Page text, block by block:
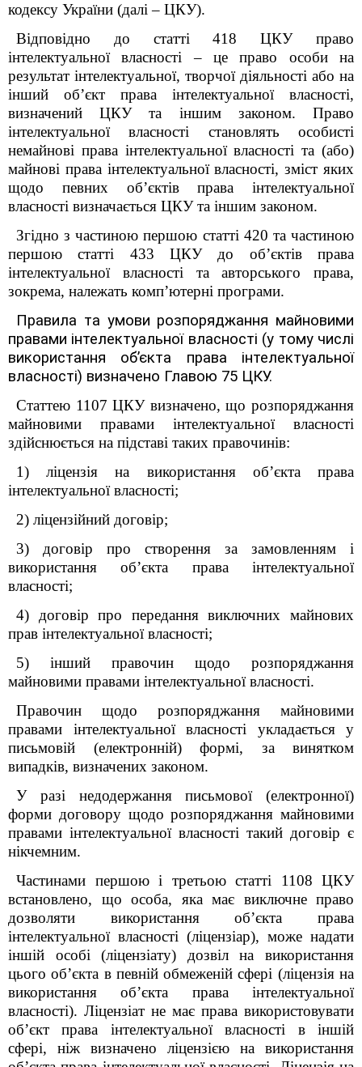
кодексу України (далі – ЦКУ).
Відповідно до статті 418 ЦКУ право
інтелектуальної власності – це право особи на
результат інтелектуальної, творчої діяльності або на
інший об’єкт права інтелектуальної власності,
визначений ЦКУ та іншим законом. Право
інтелектуальної власності становлять особисті
немайнові права інтелектуальної власності та (або)
майнові права інтелектуальної власності, зміст яких
щодо певних об’єктів права інтелектуальної
власності визначається ЦКУ та іншим законом.
Згідно з частиною першою статті 420 та частиною
першою статті 433 ЦКУ до об’єктів права
інтелектуальної власності та авторського права,
зокрема, належать комп’ютерні програми.
Правила та умови розпоряджання майновими
правами інтелектуальної власності (у тому числі
використання об’єкта права інтелектуальної
власності) визначено Главою 75 ЦКУ.
Статтею 1107 ЦКУ визначено, що розпоряджання
майновими правами інтелектуальної власності
здійснюється на підставі таких правочинів:
1) ліцензія на використання об’єкта права
інтелектуальної власності;
2) ліцензійний договір;
3) договір про створення за замовленням і
використання об’єкта права інтелектуальної
власності;
4) договір про передання виключних майнових
прав інтелектуальної власності;
5) інший правочин щодо розпоряджання
майновими правами інтелектуальної власності.
Правочин щодо розпоряджання майновими
правами інтелектуальної власності укладається у
письмовій (електронній) формі, за винятком
випадків, визначених законом.
У разі недодержання письмової (електронної)
форми договору щодо розпоряджання майновими
правами інтелектуальної власності такий договір є
нікчемним.
Частинами першою і третьою статті 1108 ЦКУ
встановлено, що особа, яка має виключне право
дозволяти використання об’єкта права
інтелектуальної власності (ліцензіар), може надати
іншій особі (ліцензіату) дозвіл на використання
цього об’єкта в певній обмеженій сфері (ліцензія на
використання об’єкта права інтелектуальної
власності). Ліцензіат не має права використовувати
об’єкт права інтелектуальної власності в іншій
сфері, ніж визначено ліцензією на використання